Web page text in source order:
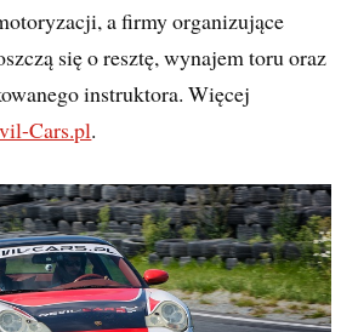
a firmy organizujące
się o resztę, wynajem toru oraz
instruktora. Więcej
Cars.pl.